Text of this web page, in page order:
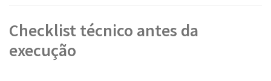
Checklist técnico antes da
execução